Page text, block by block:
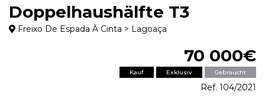
Doppelhaushälfte T3
Freixo De Espada À Cinta > Lagoaça
70 000€
Kauf Exklusiv Gebraucht
Ref. 104/2021